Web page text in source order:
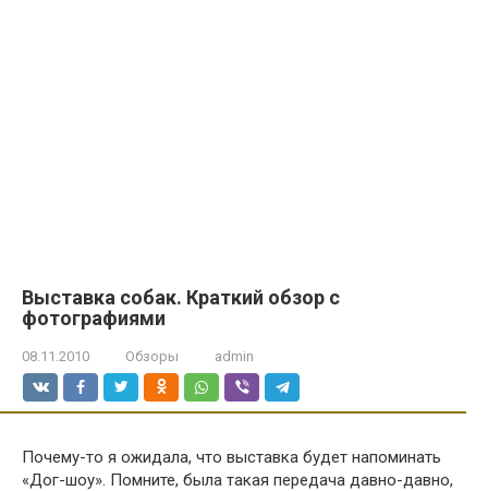
Выставка собак. Краткий обзор с
фотографиями
08.11.2010 Обзоры admin
Почему-то я ожидала, что выставка будет напоминать
«Дог-шоу». Помните, была такая передача давно-давно,